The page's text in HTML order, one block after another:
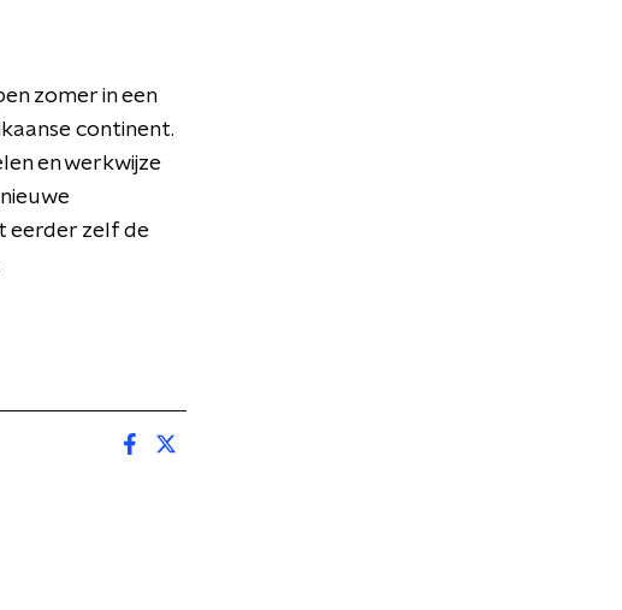
zomer in een
continent.
en werkwijze
eerder zelf de